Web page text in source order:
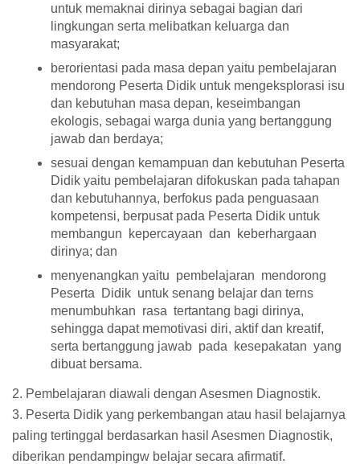
untuk memaknai dirinya sebagai bagian dari
lingkungan serta melibatkan keluarga dan
masyarakat;
berorientasi pada masa depan yaitu pembelajaran
mendorong Peserta Didik untuk mengeksplorasi isu
dan kebutuhan masa depan, keseimbangan
ekologis, sebagai warga dunia yang bertanggung
jawab dan berdaya;
sesuai dengan kemampuan dan kebutuhan Peserta
Didik yaitu pembelajaran difokuskan pada tahapan
dan kebutuhannya, berfokus pada penguasaan
kompetensi, berpusat pada Peserta Didik untuk
membangun kepercayaan dan keberhargaan
dirinya; dan
menyenangkan yaitu pembelajaran mendorong
Peserta Didik untuk senang belajar dan terns
menumbuhkan rasa tertantang bagi dirinya,
sehingga dapat memotivasi diri, aktif dan kreatif,
serta bertanggung jawab pada kesepakatan yang
dibuat bersama.
2. Pembelajaran diawali dengan Asesmen Diagnostik.
3. Peserta Didik yang perkembangan atau hasil belajarnya
paling tertinggal berdasarkan hasil Asesmen Diagnostik,
diberikan pendampingw belajar secara afirmatif.